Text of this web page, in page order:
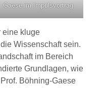
Gaese im Impulsvortrag
eine kluge
Wissenschaft sein.
im Bereich
Grundlagen, wie
Böhning-Gaese